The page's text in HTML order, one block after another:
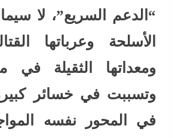
“الدعم السريع”، لا
الأسلحة وعرباتها
ومعداتها الثقيلة في
وتسببت في خسائر
في المحور نفسه